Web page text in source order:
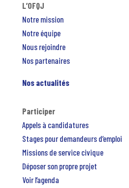
L’OFQJ
Notre mission
Notre équipe
Nous rejoindre
Nos partenaires
Nos actualités
Participer
Appels à candidatures
Stages pour demandeurs d’emploi
Missions de service civique
Déposer son propre projet
Voir l’agenda